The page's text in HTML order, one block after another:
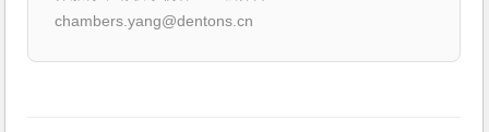
chambers.yang@dentons.cn